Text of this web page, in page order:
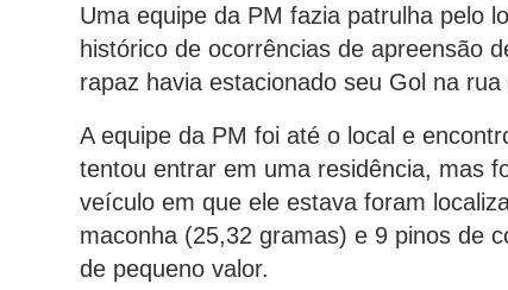
Uma equipe da PM fazia patrulha pelo
histórico de ocorrências de apreensão
rapaz havia estacionado seu Gol na
A equipe da PM foi até o local e
tentou entrar em uma residência, mas
veículo em que ele estava foram
maconha (25,32 gramas) e 9 pinos de
de pequeno valor.